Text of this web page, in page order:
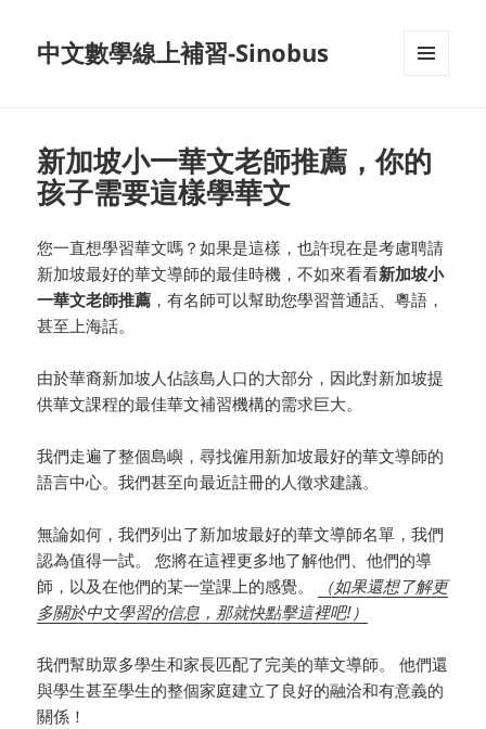
中文數學線上補習-Sinobus
新加坡小一華文老師推薦，你的
孩子需要這樣學華文
您一直想學習華文嗎？如果是這樣，也許現在是考慮聘請
新加坡最好的華文導師的最佳時機，不如來看看新加坡小
一華文老師推薦 ，有名師可以幫助您學習普通話、粵語，
甚至上海話。
由於華裔新加坡人佔該島人口的大部分，因此對新加坡提
供華文課程的最佳華文補習機構的需求巨大。
我們走遍了整個島嶼，尋找僱用新加坡最好的華文導師的
語言中心。我們甚至向最近註冊的人徵求建議。
無論如何，我們列出了新加坡最好的華文導師名單，我們
認為值得一試。 您將在這裡更多地了解他們、他們的導
師，以及在他們的某一堂課上的感覺。
（如果還想了解更
多關於中文學習的信息，那就快點擊這裡吧!）
我們幫助眾多學生和家長匹配了完美的華文導師。 他們還
與學生甚至學生的整個家庭建立了良好的融洽和有意義的
關係！